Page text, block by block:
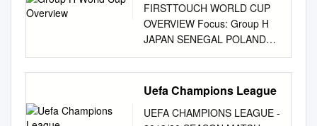
Jose PEKERMAN (ARG)
Coach Gareth SOUTHGATE
(ENG) Att : Attendance VAR :
Video Assistant Referee VAR
1 : Assistant VAR VAR 2 :
Offside VAR AVAR 3 : Support
VAR (C) : Captain A : Absent
PSO : Penalty shoot-out Y :
FIRSTTOUCH WORLD CUP
OVERVIEW Focus: Group H
JAPAN SENEGAL POLAND
COLOMBIA CONTENTS
JAPAN SENEGAL pg.3 pg.5
NARRATIVE NARRATIVE
COACH: Akira Nishino
COACH: Aliou Cisse
Uefa Champions League
UEFA CHAMPIONS LEAGUE -